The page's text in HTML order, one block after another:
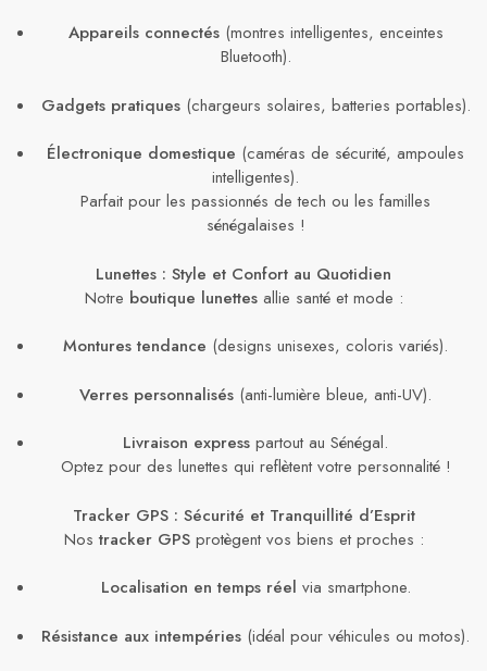
Appareils connectés(montres intelligentes, enceintes
Bluetooth).
Gadgets pratiques(chargeurs solaires, batteries portables).
Électronique domestique (caméras de sécurité, ampoules
intelligentes).
Parfait pour les passionnés de tech ou les familles
sénégalaises !
Lunettes : Style et Confort au Quotidien
Notre boutique lunettesallie santé et mode :
Montures tendance (designs unisexes, coloris variés).
Verres personnalisés (anti-lumière bleue, anti-UV).
Livraison express partout au Sénégal.
Optez pour des lunettes qui reflètent votre personnalité !
Tracker GPS : Sécurité et Tranquillité d’Esprit
Nostracker GPSprotègent vos biens et proches :
Localisation en temps réel via smartphone.
Résistance aux intempéries (idéal pour véhicules ou motos).